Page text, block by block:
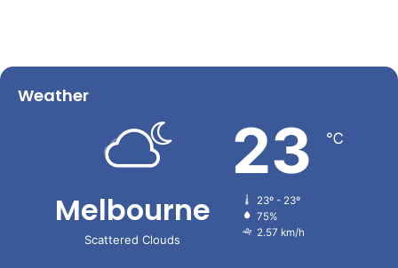
Weather
Melbourne
Scattered Clouds
23 ℃
23º - 23º
75%
2.57 km/h